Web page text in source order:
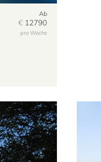
Ab
€12790
pro Woche